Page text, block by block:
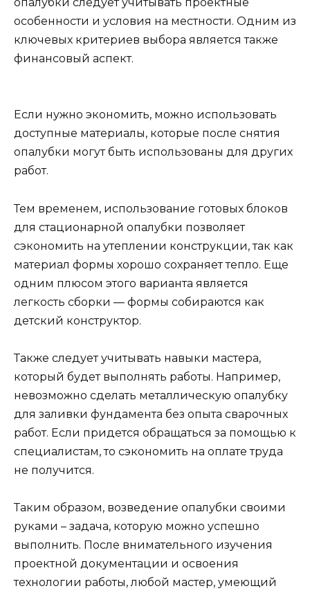
особенности и условия на местности. Одним из
ключевых критериев выбора является также
финансовый аспект.
Если нужно экономить, можно использовать
доступные материалы, которые после снятия
опалубки могут быть использованы для других
работ.
Тем временем, использование готовых блоков
для стационарной опалубки позволяет
сэкономить на утеплении конструкции, так как
материал формы хорошо сохраняет тепло. Еще
одним плюсом этого варианта является
легкость сборки — формы собираются как
детский конструктор.
Также следует учитывать навыки мастера,
который будет выполнять работы. Например,
невозможно сделать металлическую опалубку
для заливки фундамента без опыта сварочных
работ. Если придется обращаться за помощью к
специалистам, то сэкономить на оплате труда
не получится.
Таким образом, возведение опалубки своими
руками – задача, которую можно успешно
выполнить. После внимательного изучения
проектной документации и освоения
технологии работы, любой мастер, умеющий